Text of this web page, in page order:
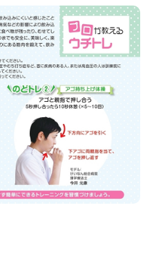
新潟市西区
新潟市北区
新潟市秋葉区
新潟市西蒲区
胎内・粟島
・阿賀
燕・弥彦
南
魚沼・南魚沼・湯沢
・糸魚川
イクアウト
季節・期間限定
パスタ
豚カツ
デカ盛り・大盛り
海鮮・鮨
そば・うどん
フトビール
・暑気払い
花火大会
入場無料
生スポーツ アルビレックス
旅館
水族館
ー場
リユース・買取
ル
ラブラ万代・ラブラ2
勢丹
ピア万代
アウト
レジャー
家電・携帯電話
・EC イベント
求人
長岡・見附 チラシ
注目 チラシ
週末セール
アルセール
売りセール